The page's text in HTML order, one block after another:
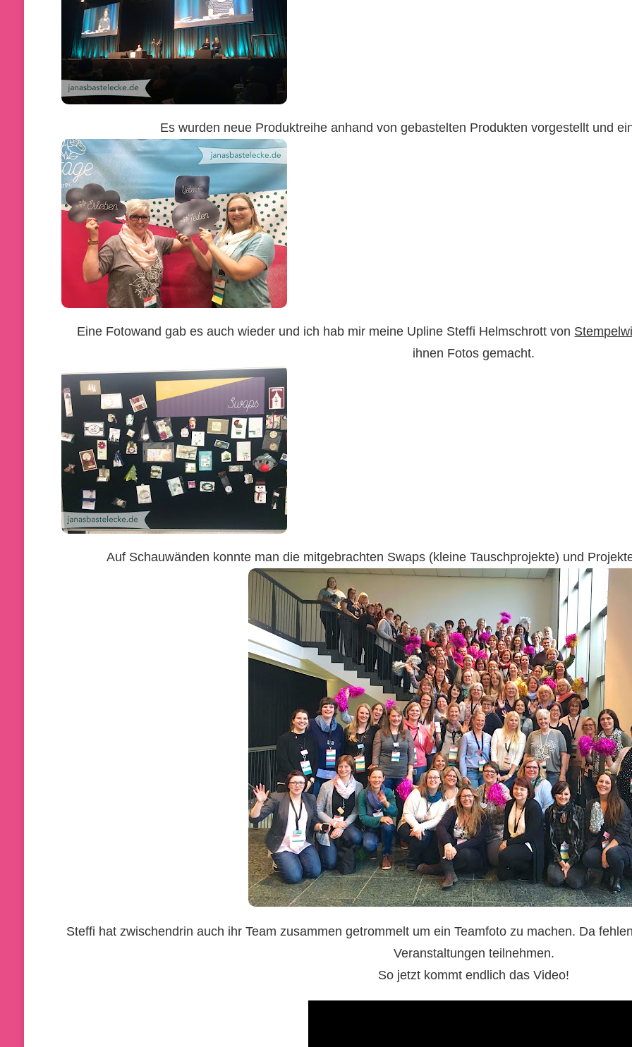
Es wurden neue Produktreihe anhand von gebastelten Produkten vorgestellt und
Eine Fotowand gab es auch wieder und ich hab mir meine Upline Steffi Helmschrott von
ihnen Fotos gemacht.
Auf Schauwänden konnte man die mitgebrachten Swaps (kleine Tauschprojekte) und
Steffi hat zwischendrin auch ihr Team zusammen getrommelt um ein Teamfoto zu machen. Da
Veranstaltungen teilnehmen.
So jetzt kommt endlich das Video!